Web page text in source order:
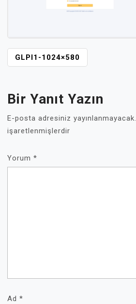
YAZI
GEZINMESI
GLPI1-1024×580
Bir Yanıt Yazın
E-posta adresiniz yayınlanmayacak.
işaretlenmişlerdir
Yorum *
Ad *